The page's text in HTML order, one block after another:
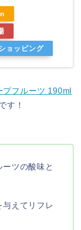
ョッピング
フルーツ 190ml
す！
ーツの酸味と
与えてリフレ